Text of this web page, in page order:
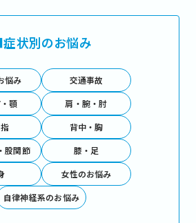
状別のお悩み
悩み
交通事故
顎
肩・腕・肘
背中・胸
股関節
膝・足
女性のお悩み
自律神経系のお悩み